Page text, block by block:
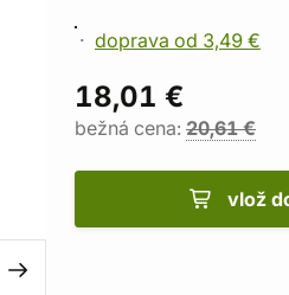
doprava od 3,49 €
18,01 €
bežná cena: 20,61 €
vlož